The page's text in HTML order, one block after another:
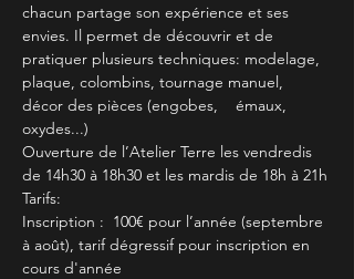
chacun partage son expérience et ses
envies. Il permet de découvrir et de
pratiquer plusieurs techniques: modelage,
plaque, colombins, tournage manuel,
décor des pièces (engobes,    émaux,
oxydes...)
Ouverture de l’Atelier Terre les vendredis
de 14h30 à 18h30 et les mardis de 18h à 21h
Tarifs:
Inscription :  100€ pour l’année (septembre
à août), tarif dégressif pour inscription en
cours d'année